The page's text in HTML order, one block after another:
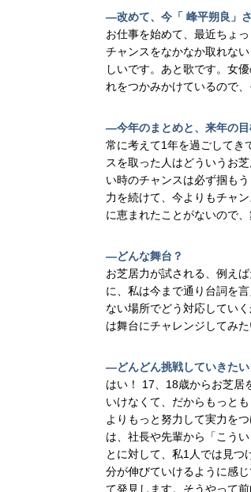
―改めて、今「 峰平朔良」
お仕事を始めて、最近ちょ
チャンスをなかなか取れな
しいです。あと歌です。女
れをつかみかけているので
―今年のまとめと、来年の目
常に考えて1年を過ごしてき
スを取った人はどういうお
い時のチャンスは必ず掴も
力を続けて、今よりもチャ
に恵まれたことがないので
―どんな舞台？
お芝居力が試される、例え
に、私は今まで通り台詞を
ない場所でどう対応してい
は舞台にチャレンジしてみた
―どんどん挑戦していきたい
はい！ 17、18歳からお芝居
いけなくて、だからもっと
よりもっと努力して実力を
は、社長や先輩から「こう
とに対して、私1人では見つ
分が伸びていけるように感
て発見します。そうやって